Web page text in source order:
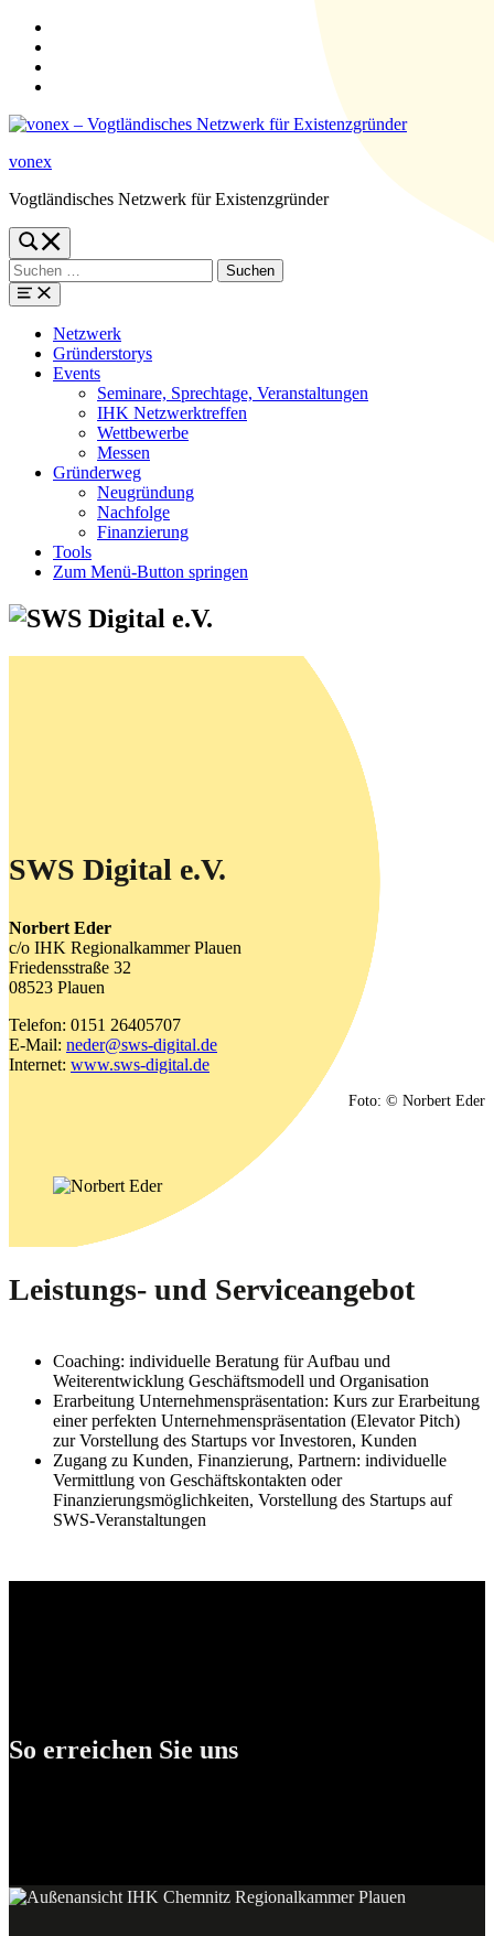
springen
vonex
Vogtländisches Netzwerk für Existenzgründer
search
form
modal
Suchen
nach:
Menü
Netzwerk
Gründerstorys
Events
Seminare, Sprechtage, Veranstaltungen
IHK Netzwerktreffen
Wettbewerbe
Messen
Gründerweg
Neugründung
Nachfolge
Finanzierung
Tools
Zum Menü-Button springen
SWS Digital e.V.
Norbert Eder
c/o IHK Regionalkammer Plauen
Friedensstraße 32
08523 Plauen
Telefon: 0151 26405707
E-Mail: neder@sws-digital.de
Internet: www.sws-digital.de
Foto: © Norbert Eder
Leistungs- und Serviceangebot
Coaching: individuelle Beratung für Aufbau und
Weiterentwicklung Geschäftsmodell und Organisation
Erarbeitung Unternehmenspräsentation: Kurs zur Erarbeitung
einer perfekten Unternehmenspräsentation (Elevator Pitch)
zur Vorstellung des Startups vor Investoren, Kunden
Zugang zu Kunden, Finanzierung, Partnern: individuelle
Vermittlung von Geschäftskontakten oder
Finanzierungsmöglichkeiten, Vorstellung des Startups auf
SWS-Veranstaltungen
So erreichen Sie uns